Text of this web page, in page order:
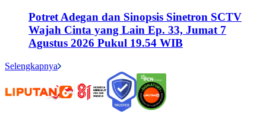
Potret Adegan dan Sinopsis Sinetron SCTV
Wajah Cinta yang Lain Ep. 33, Jumat 7
Agustus 2026 Pukul 19.54 WIB
Selengkapnya